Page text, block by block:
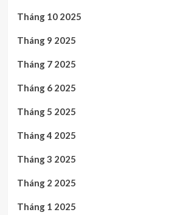
Tháng 10 2025
Tháng 9 2025
Tháng 7 2025
Tháng 6 2025
Tháng 5 2025
Tháng 4 2025
Tháng 3 2025
Tháng 2 2025
Tháng 1 2025